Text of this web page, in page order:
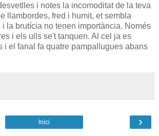
i notes la incomoditat de la teva
llambordes, fred i humit, et sembla
la brutícia no tenen importància. Només
i els ulls se't tanquen. Al cel ja es
i el fanal fa quatre pampallugues abans
›
Inici